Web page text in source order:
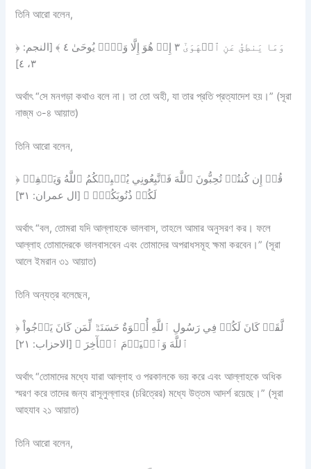
তিনি আরো বলেন,
﴿ وَمَا يَنطِقُ عَنِ ٱلۡهَوَىٰٓ ٣ إِنۡ هُوَ إِلَّا وَحۡيٞ يُوحَىٰ ٤ ﴾ [النجم:
٣، ٤]
অর্থাৎ “সে মনগড়া কথাও বলে না। তা তো অহী, যা তার প্রতি প্রত্যাদেশ হয়।” (সূরা
নাজ্‌ম ৩-৪ আয়াত)
তিনি আরো বলেন,
﴿ قُلۡ إِن كُنتُمۡ تُحِبُّونَ ٱللَّهَ فَٱتَّبِعُونِي يُحۡبِبۡكُمُ ٱللَّهُ وَيَغۡفِرۡ
لَكُمۡ ذُنُوبَكُمۡۚ ﴾ [ال عمران: ٣١]
অর্থাৎ “বল, তোমরা যদি আল্লাহকে ভালবাস, তাহলে আমার অনুসরণ কর। ফলে
আল্লাহ তোমাদেরকে ভালবাসবেন এবং তোমাদের অপরাধসমূহ ক্ষমা করবেন।” (সূরা
আলে ইমরান ৩১ আয়াত)
তিনি অন্যত্র বলেছেন,
﴿ لَّقَدۡ كَانَ لَكُمۡ فِي رَسُولِ ٱللَّهِ أُسۡوَةٌ حَسَنَةٞ لِّمَن كَانَ يَرۡجُواْ
ٱللَّهَ وَٱلۡيَوۡمَ ٱلۡأٓخِرَ ﴾ [الاحزاب: ٢١]
অর্থাৎ “তোমাদের মধ্যে যারা আল্লাহ ও পরকালকে ভয় করে এবং আল্লাহকে অধিক
স্মরণ করে তাদের জন্য রাসূলুল্লাহর (চরিত্রের) মধ্যে উত্তম আদর্শ রয়েছে।” (সূরা
আহযাব ২১ আয়াত)
তিনি আরো বলেন,